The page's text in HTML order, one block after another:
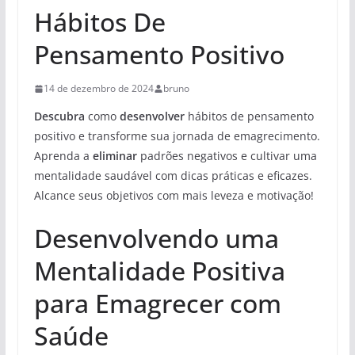
Hábitos De
Pensamento Positivo
14 de dezembro de 2024 bruno
Descubra como desenvolverhábitos de pensamento
positivo e transforme sua jornada de emagrecimento.
Aprenda a eliminarpadrões negativos e cultivar uma
mentalidade saudável com dicas práticas e eficazes.
Alcance seus objetivos com mais leveza e motivação!
Desenvolvendo uma
Mentalidade Positiva
para Emagrecer com
Saúde